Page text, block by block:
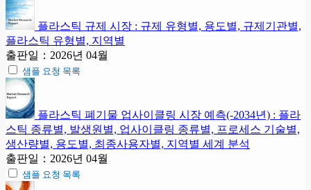
플라스틱 규제 시장 : 규제 유형별, 용도별, 규제기관별,
플라스틱 유형별, 지역별
출판일：2026년 04월
샘플 요청 목록
플라스틱 폐기물 업사이클링 시장 예측(-2034년) : 플라
스틱 종류별, 발생원별, 업사이클링 종류별, 프로세스 기술별,
생산량별, 용도별, 최종사용자별, 지역별 세계 분석
출판일：2026년 04월
샘플 요청 목록